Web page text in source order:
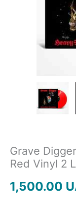
Grave
Red Vinyl 2
1,500.00